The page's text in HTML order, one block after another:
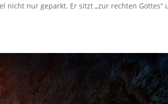
nicht nur geparkt. Er sitzt „zur rechten Gottes“